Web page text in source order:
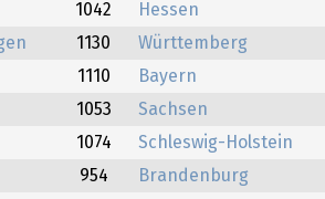
1042 Hessen
1130 Württemberg
1110 Bayern
1053 Sachsen
1074 Schleswig-Holstein
954 Brandenburg